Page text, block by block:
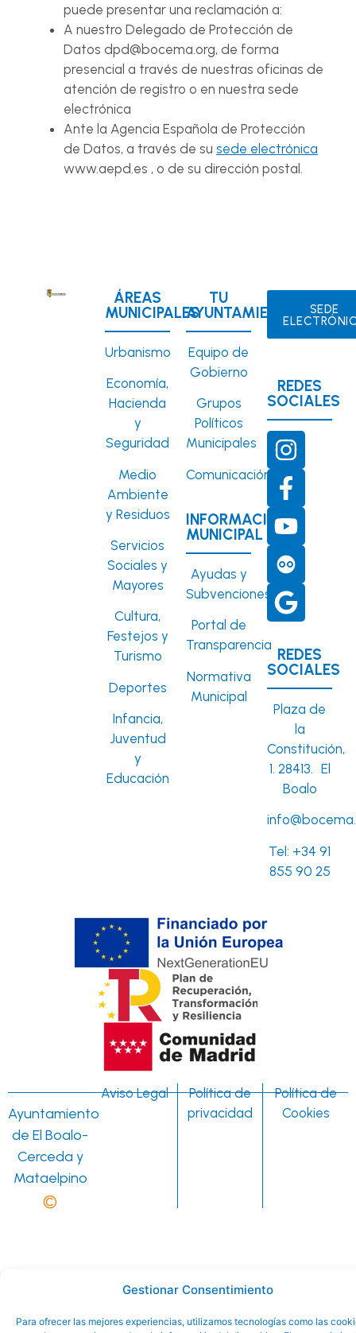
Gestionar Consentimiento
Para ofrecer las mejores experiencias, utilizamos tecnologías como las
puede presentar una reclamación a:
A nuestro Delegado de Protección de
Datos dpd@bocema.org, de forma
presencial a través de nuestras oficinas de
atención de registro o en nuestra sede
electrónica
Ante la Agencia Española de Protección
de Datos, a través de su sede electrónica
www.aepd.es , o de su dirección postal.
ÁREAS
MUNICIPALES
Urbanismo
Economía,
Hacienda
y
Seguridad
Medio
Ambiente
y Residuos
Servicios
Sociales y
Mayores
Cultura,
Festejos y
Turismo
Deportes
Infancia,
Juventud
y
Educación
TU
AYUNTAMIENTO
Equipo de
Gobierno
Grupos
Políticos
Municipales
Comunicación
INFORMACIÓN
MUNICIPAL
Ayudas y
Subvenciones
Portal de
Transparencia
Normativa
Municipal
SEDE
REDES
SOCIALES
REDES
SOCIALES
Plaza de
la
Constitución,
1. 28413. El
Boalo
Tel: +34 91
855 90 25
Ayuntamiento
de El Boalo-
Cerceda y
Mataelpino
©
Aviso Legal
Política de
privacidad
Política de
Cookies